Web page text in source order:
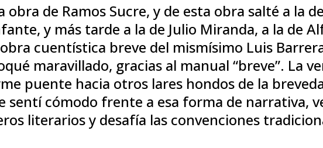
de Ramos Sucre, y de esta obra salté a la de
y más tarde a la de Julio Miranda, a la de
cuentística breve del mismísimo Luis
maravillado, gracias al manual “breve”. La
puente hacia otros lares hondos de la
cómodo frente a esa forma de narrativa,
literarios y desafía las convenciones